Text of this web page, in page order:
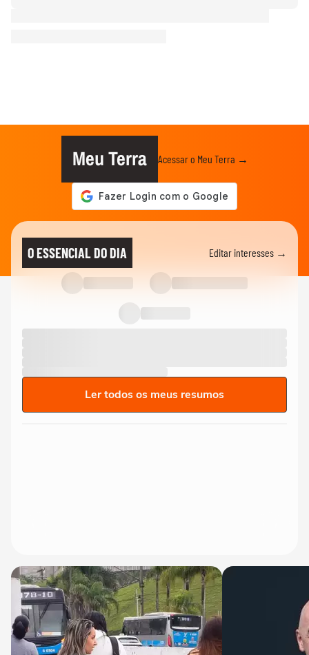
Meu Terra Acessar o Meu Terra →
O ESSENCIAL DO DIA Editar interesses →
Ler todos os meus resumos